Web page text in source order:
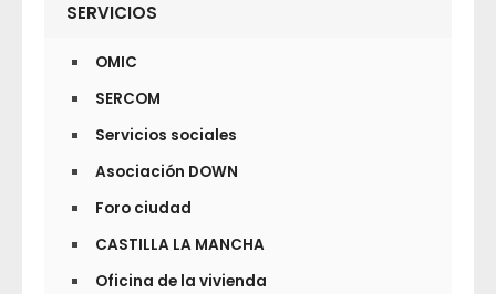
SERVICIOS
OMIC
SERCOM
Servicios sociales
Asociación DOWN
Foro ciudad
CASTILLA LA MANCHA
Oficina de la vivienda